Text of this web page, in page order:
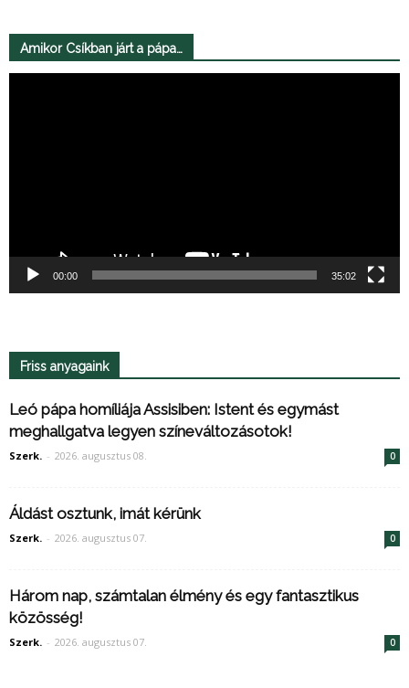
Amikor Csíkban járt a pápa…
00:00 35:02
Friss anyagaink
Leó pápa homíliája Assisiben: Istent és egymást
meghallgatva legyen színeváltozásotok!
Szerk. - 2026. augusztus 08. 0
Áldást osztunk, imát kérünk
Szerk. - 2026. augusztus 07. 0
Három nap, számtalan élmény és egy fantasztikus
közösség!
Szerk. - 2026. augusztus 07. 0